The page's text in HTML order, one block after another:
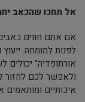
אל תחכו שהכאב
אם אתם חווים
לפנות למומחה.
אורתופדיה”
ולאפשר לכם לחזור
איכותיים